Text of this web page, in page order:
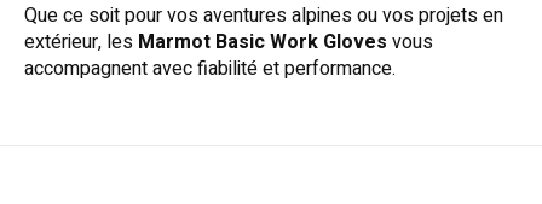
Que ce soit pour vos aventures alpines ou vos projets en
extérieur, les Marmot Basic Work Gloves vous
accompagnent avec fiabilité et performance.